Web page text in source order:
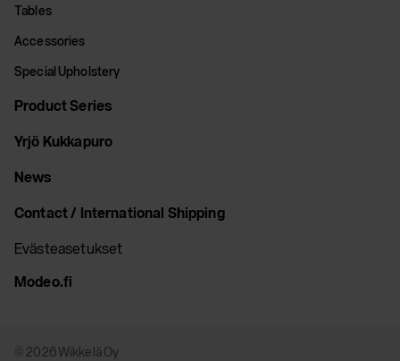
Tables
Accessories
Special Upholstery
Product Series
Yrjö Kukkapuro
News
Contact / International Shipping
Evästeasetukset
Modeo.fi
© 2026 Wikkelä Oy